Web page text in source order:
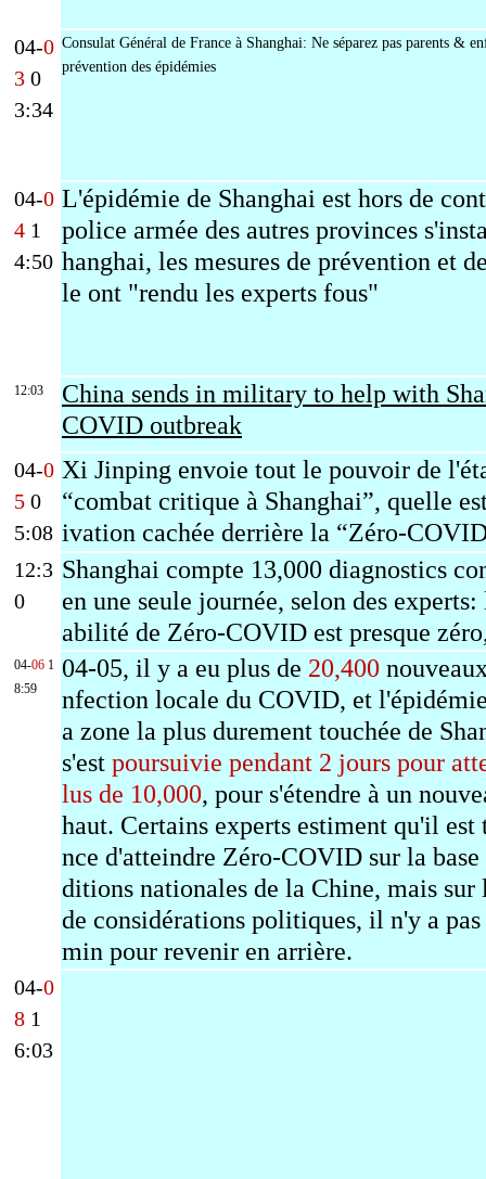
04-0
3 0
3:34
Consulat Général de France à Shanghai: Ne séparez pas parents &
prévention des épidémies
04-0
4 1
4:50
L'épidémie de Shanghai est hors de
police armée des autres provinces
hanghai, les mesures de prévention et
le ont "rendu les experts fous"
12:03
China sends in military to help with
COVID outbreak
04-0
5 0
5:08
Xi Jinping envoie tout le pouvoir de
“combat critique à Shanghai”, quelle
ivation cachée derrière la “Zéro-
12:3
0
Shanghai compte 13,000 diagnostics
en une seule journée, selon des
abilité de Zéro-COVID est presque z
04-06 1
8:59
04-05, il y a eu plus de 20,400
nfection locale du COVID, et
a zone la plus durement touchée de
s'est poursuivie pendant 2 jours pour
lus de 10,000, pour s'étendre à un
haut. Certains experts estiment qu'il est
nce d'atteindre Zéro-COVID sur la base
ditions nationales de la Chine, mais sur
de considérations politiques, il n'y a pas
min pour revenir en arrière.
04-0
8 1
6:03